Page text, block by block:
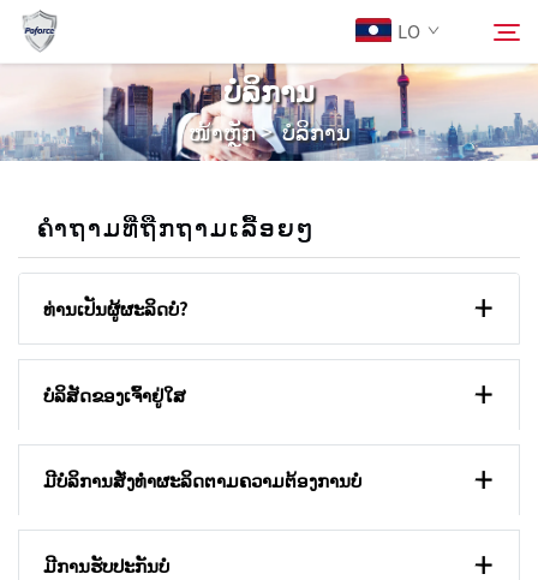
LO
ກ່ຽວກັບພວກເຮົາ
ຜະລິດຕະພັນ
ບໍລິການ
ດາວໂຫຼດ
ຂ່າວ
ຕິດຕໍ່ພວກເຮົາ
ບໍລິການ
ໜ້າຫຼັກ>ບໍລິການ
ຄຳຖາມທີ່ຖືກຖາມເລື້ອຍໆ
ທ່ານເປັນຜູ້ຜະລິດບໍ?
ບໍລິສັດຂອງເຈົ້າຢູ່ໃສ
ມີບໍລິການສັ່ງທຳຜະລິດຕາມຄວາມຕ້ອງການບໍ
ມີການຮັບປະກັນບໍ